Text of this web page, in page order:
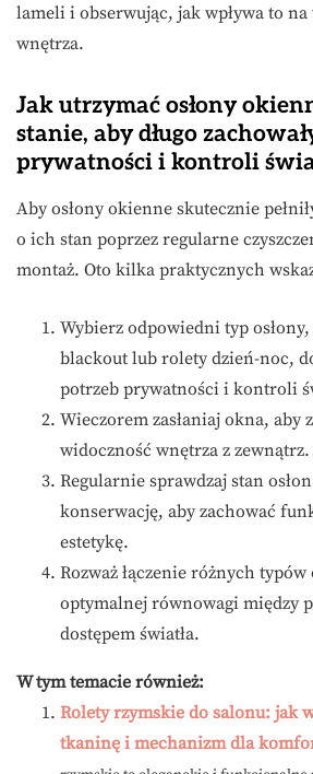
lameli i obserwując, jak wpływa to
wnętrza.
Jak utrzymać osłony
stanie, aby długo
prywatności i kontroli
Aby osłony okienne skutecznie
o ich stan poprzez regularne
montaż. Oto kilka praktycznych
Wybierz odpowiedni typ osłony,
blackout lub rolety dzień-noc,
potrzeb prywatności i kontroli
Wieczorem zasłaniaj okna, aby
widoczność wnętrza z zewnątrz.
Regularnie sprawdzaj stan
konserwację, aby zachować
estetykę.
Rozważ łączenie różnych typów
optymalnej równowagi między
dostępem światła.
W tym temacie również:
Rolety rzymskie do salonu: jak
tkaninę i mechanizm dla